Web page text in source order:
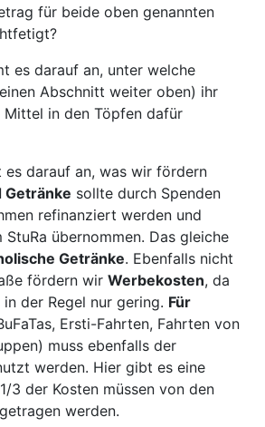
für beide oben genannten
es darauf an, unter welche
Abschnitt weiter oben) ihr
in den Töpfen dafür
darauf an, was wir fördern
Getränke sollte durch Spenden
refinanziert werden und
übernommen. Das gleiche
Getränke. Ebenfalls nicht
fördern wirWerbekosten, da
der Regel nur gering. Für
Ersti-Fahrten, Fahrten von
muss ebenfalls der
werden. Hier gibt es eine
3 der Kosten müssen von den
werden.